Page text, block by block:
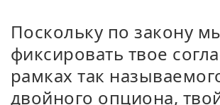
Поскольку по закону
фиксировать твое
рамках так
двойного опциона,